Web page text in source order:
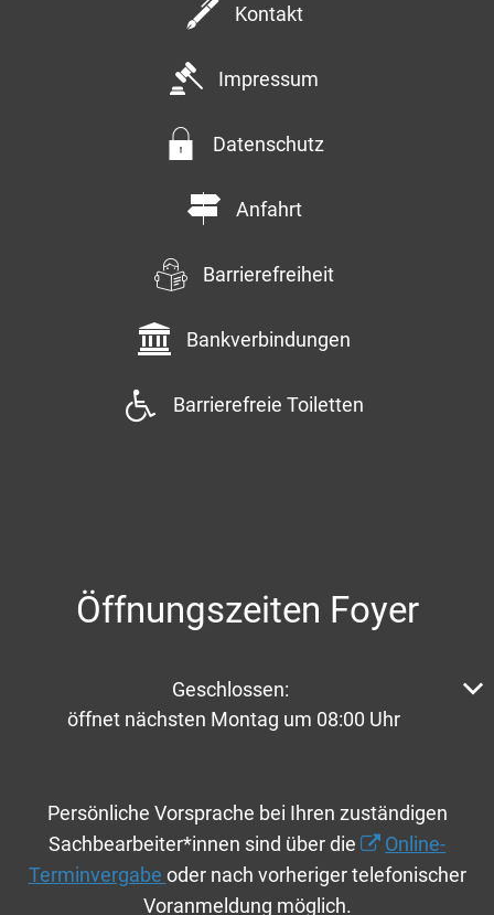
Kontakt
Impressum
Datenschutz
Anfahrt
Barrierefreiheit
Bankverbindungen
Barrierefreie Toiletten
Öffnungszeiten Foyer
Klicken, um weitere Öffnungs- oder Schließzeiten
Geschlossen:
öffnet nächsten Montag um 08:00 Uhr
Persönliche Vorsprache bei Ihren zuständigen
Sachbearbeiter*innen sind über die
Online-
Terminvergabe oder nach vorheriger telefonischer
Voranmeldung möglich.